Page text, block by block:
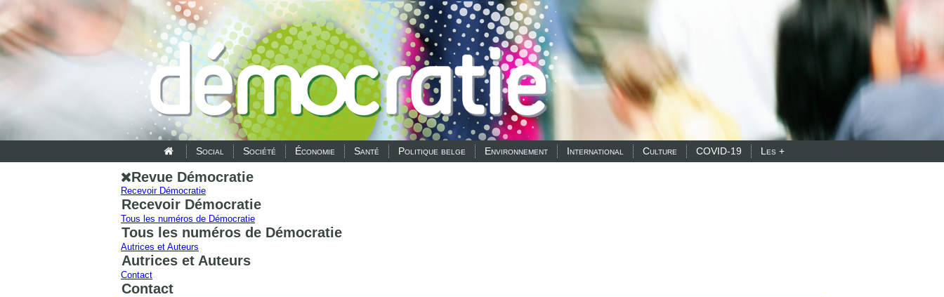
Social Société Économie Santé Politique belge Environnement International Culture COVID-19 Les +
Revue Démocratie
Recevoir Démocratie
Recevoir Démocratie
Tous les numéros de Démocratie
Tous les numéros de Démocratie
Autrices et Auteurs
Autrices et Auteurs
Contact
Contact